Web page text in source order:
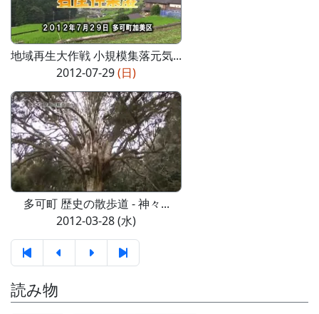
地域再生大作戦 小規模集落元気...
2012-07-29(日)
多可町 歴史の散歩道 - 神々...
2012-03-28 (水)
読み物